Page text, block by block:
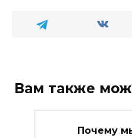
Вам также
Почему